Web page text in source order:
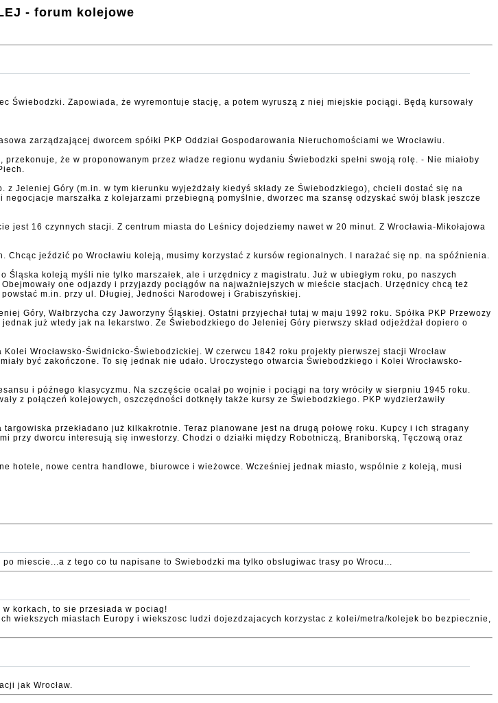
- forum kolejowe
Świebodzki. Zapowiada, że wyremontuje stację, a potem wyruszą z niej miejskie pociągi. Będą kursowały
zarządzającej dworcem spółki PKP Oddział Gospodarowania Nieruchomościami we Wrocławiu.
że w proponowanym przez władze regionu wydaniu Świebodzki spełni swoją rolę. - Nie miałoby
Jeleniej Góry (m.in. w tym kierunku wyjeżdżały kiedyś składy ze Świebodzkiego), chcieli dostać się na
marszałka z kolejarzami przebiegną pomyślnie, dworzec ma szansę odzyskać swój blask jeszcze
jest 16 czynnych stacji. Z centrum miasta do Leśnicy dojedziemy nawet w 20 minut. Z Wrocławia-Mikołajowa
jeździć po Wrocławiu koleją, musimy korzystać z kursów regionalnych. I narażać się np. na spóźnienia.
koleją myśli nie tylko marszałek, ale i urzędnicy z magistratu. Już w ubiegłym roku, po naszych
one odjazdy i przyjazdy pociągów na najważniejszych w mieście stacjach. Urzędnicy chcą też
m.in. przy ul. Długiej, Jedności Narodowej i Grabiszyńskiej.
Góry, Wałbrzycha czy Jaworzyny Śląskiej. Ostatni przyjechał tutaj w maju 1992 roku. Spółka PKP Przewozy
już wtedy jak na lekarstwo. Ze Świebodzkiego do Jeleniej Góry pierwszy skład odjeżdżał dopiero o
Wrocławsko-Świdnicko-Świebodzickiej. W czerwcu 1842 roku projekty pierwszej stacji Wrocław
być zakończone. To się jednak nie udało. Uroczystego otwarcia Świebodzkiego i Kolei Wrocławsko-
i późnego klasycyzmu. Na szczęście ocalał po wojnie i pociągi na tory wróciły w sierpniu 1945 roku.
z połączeń kolejowych, oszczędności dotknęły także kursy ze Świebodzkiego. PKP wydzierżawiły
przekładano już kilkakrotnie. Teraz planowane jest na drugą połowę roku. Kupcy i ich stragany
przy dworcu interesują się inwestorzy. Chodzi o działki między Robotniczą, Braniborską, Tęczową oraz
hotele, nowe centra handlowe, biurowce i wieżowce. Wcześniej jednak miasto, wspólnie z koleją, musi
miescie...a z tego co tu napisane to Swiebodzki ma tylko obslugiwac trasy po Wrocu...
korkach, to sie przesiada w pociag!
wiekszych miastach Europy i wiekszosc ludzi dojezdzajacych korzystac z kolei/metra/kolejek bo bezpiecznie,
jak Wrocław.